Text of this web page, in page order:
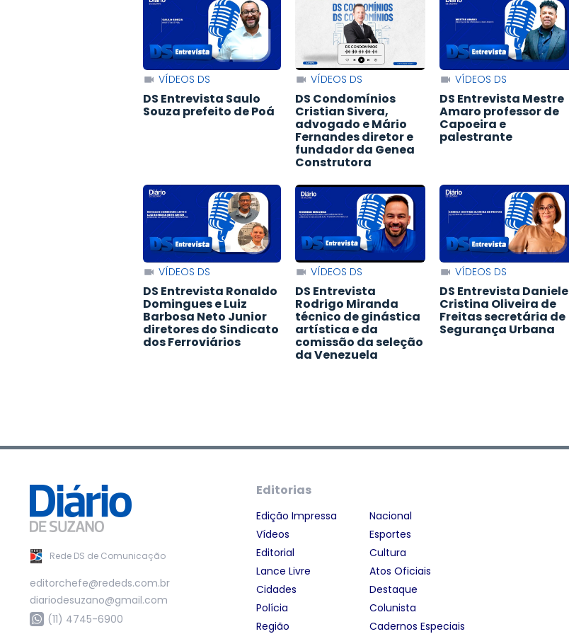
VÍDEOS DS
DS Entrevista Saulo
Souza prefeito de Poá
VÍDEOS DS
DS Condomínios
Cristian Sivera,
advogado e Mário
Fernandes diretor e
fundador da Genea
Construtora
VÍDEOS DS
DS Entrevista Mestre
Amaro professor de
Capoeira e
palestrante
VÍDEOS DS
DS Entrevista Ronaldo
Domingues e Luiz
Barbosa Neto Junior
diretores do Sindicato
dos Ferroviários
VÍDEOS DS
DS Entrevista
Rodrigo Miranda
técnico de ginástica
artística e da
comissão da seleção
da Venezuela
VÍDEOS DS
DS Entrevista Daniele
Cristina Oliveira de
Freitas secretária de
Segurança Urbana
Rede DS de Comunicação
editorchefe@rededs.com.br
diariodesuzano@gmail.com
(11) 4745-6900
Editorias
Edição Impressa
Vídeos
Editorial
Lance Livre
Cidades
Polícia
Região
Nacional
Esportes
Cultura
Atos Oficiais
Destaque
Colunista
Cadernos Especiais